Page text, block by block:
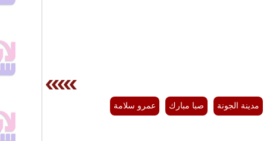
مدينة الجونة صبا مبارك عمرو سلامة